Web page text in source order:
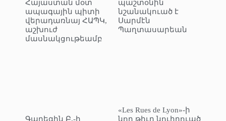
Հայաստան մօտ
ապագային պիտի
վերադառնայ ՀԱՊԿ,
աշխուժ
մասնակցութեամբ
Գարեգին Բ.-ի
պաշտօնին
նշանակուած է
Սարմէն
Պաղտասարեան
«Les Rues de Lyon»-ի
նոր թիւը նուիրուած